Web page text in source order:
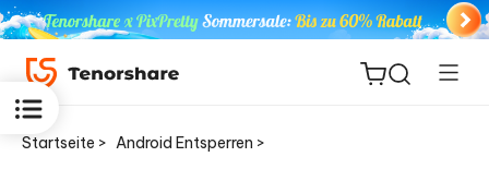
Startseite > Android Entsperren >